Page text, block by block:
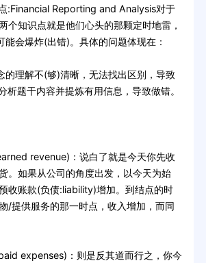
Reporting and Analysis对于
个知识点就是他们心头的那颗定时地雷，
能会爆炸(出错)。具体的问题体现在：
理解不(够)清晰，无法找出区别，导致
析题干内容并提炼有用信息，导致做错。
revenue)：说白了就是今天你先收
。如果从公司的角度出发，以今天为始
收账款(负债:liability)增加。到结点的时
/提供服务的那一时点，收入增加，而同
expenses)：则是反其道而行之，你今